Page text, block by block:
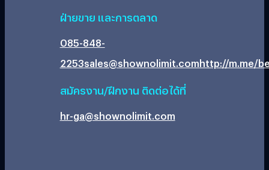
ฝ่ายขาย และการตลาด
085-848-
2253sales@shownolimit.comhttp://m.me/
สมัครงาน/ฝึกงาน ติดต่อได้ที่
hr-ga@shownolimit.com